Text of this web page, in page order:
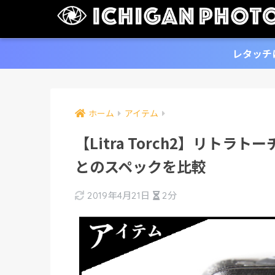
レタッ
ホーム アイテム
【Litra Torch2】リトラト
とのスペックを比較
2019年4月21日 2分